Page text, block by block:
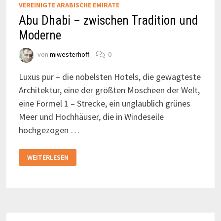
VEREINIGTE ARABISCHE EMIRATE
Abu Dhabi – zwischen Tradition und
Moderne
von miwesterhoff 0
Luxus pur – die nobelsten Hotels, die gewagteste
Architektur, eine der größten Moscheen der Welt,
eine Formel 1 – Strecke, ein unglaublich grünes
Meer und Hochhäuser, die in Windeseile
hochgezogen …
DHABI
–
WEITERLESEN